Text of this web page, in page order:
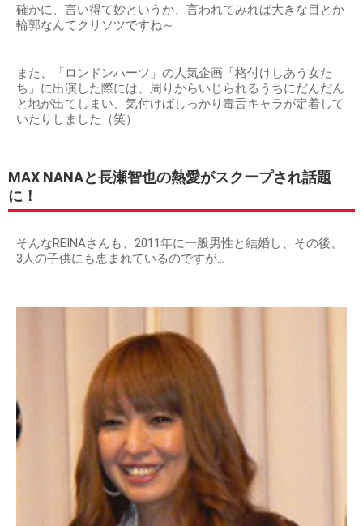
確かに、言い得て妙というか、言われてみれば大きな目とか
輪郭なんてクリソツですね～
また、「ロンドンハーツ」の人気企画「格付けしあう女た
ち」に出演した際には、周りからいじられるうちにだんだん
と地が出てしまい、気付けばしっかり毒舌キャラが定着して
いたりしました（笑）
MAX NANAと長瀬智也の熱愛がスクープされ話題
に！
そんなREINAさんも、2011年に一般男性と結婚し、その後、
3人の子供にも恵まれているのですが…